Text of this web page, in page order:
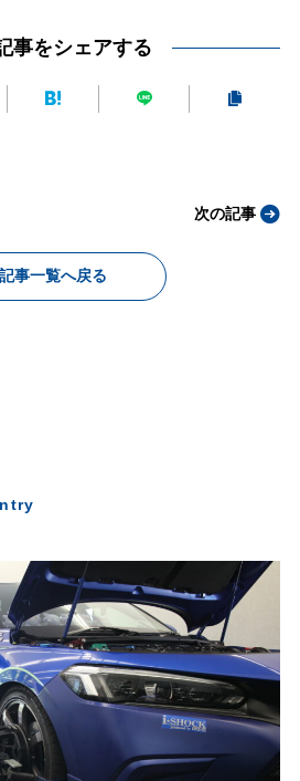
事をシェアする
記事一覧へ戻る
次の記事